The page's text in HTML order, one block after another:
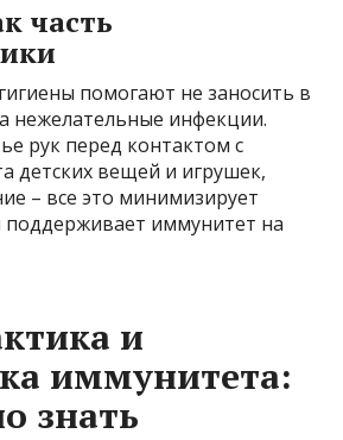
часть
помогают не заносить в
нежелательные инфекции.
рук перед контактом с
детских вещей и игрушек,
– все это минимизирует
поддерживает иммунитет на
и
иммунитета:
знать